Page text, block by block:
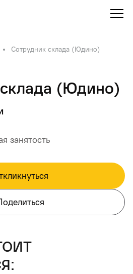
Сотрудник склада (Юдино)
(Юдино)
занятость